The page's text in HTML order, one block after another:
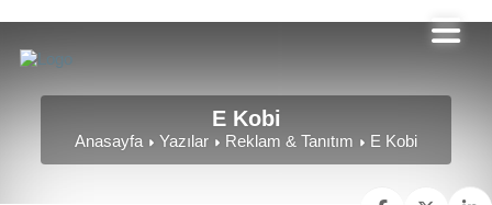
E Kobi
Anasayfa Yazılar Reklam & Tanıtım E Kobi